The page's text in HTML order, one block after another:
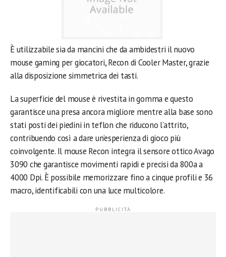
È utilizzabile sia da mancini che da ambidestri il nuovo
mouse gaming per giocatori, Recon di Cooler Master, grazie
alla disposizione simmetrica dei tasti.
La superficie del mouse è rivestita in gomma e questo
garantisce una presa ancora migliore mentre alla base sono
stati posti dei piedini in teflon che riducono l’attrito,
contribuendo così a dare un’esperienza di gioco più
coinvolgente. Il mouse Recon integra il sensore ottico Avago
3090 che garantisce movimenti rapidi e precisi da 800a a
4000 Dpi. È possibile memorizzare fino a cinque profili e 36
macro, identificabili con una luce multicolore.